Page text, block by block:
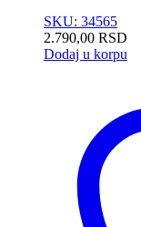
SKU: 34565
2.790,00 RSD
Dodaj u korpu